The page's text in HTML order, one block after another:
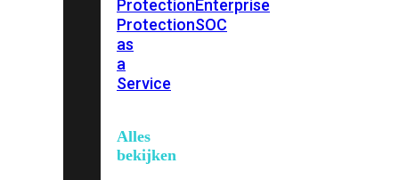
ProtectionEnterprise
ProtectionSOC
as
a
Service
Alles
bekijken